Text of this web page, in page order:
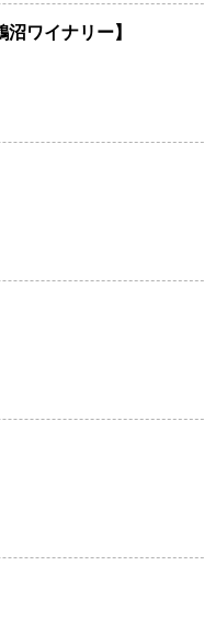
ワイナリー】